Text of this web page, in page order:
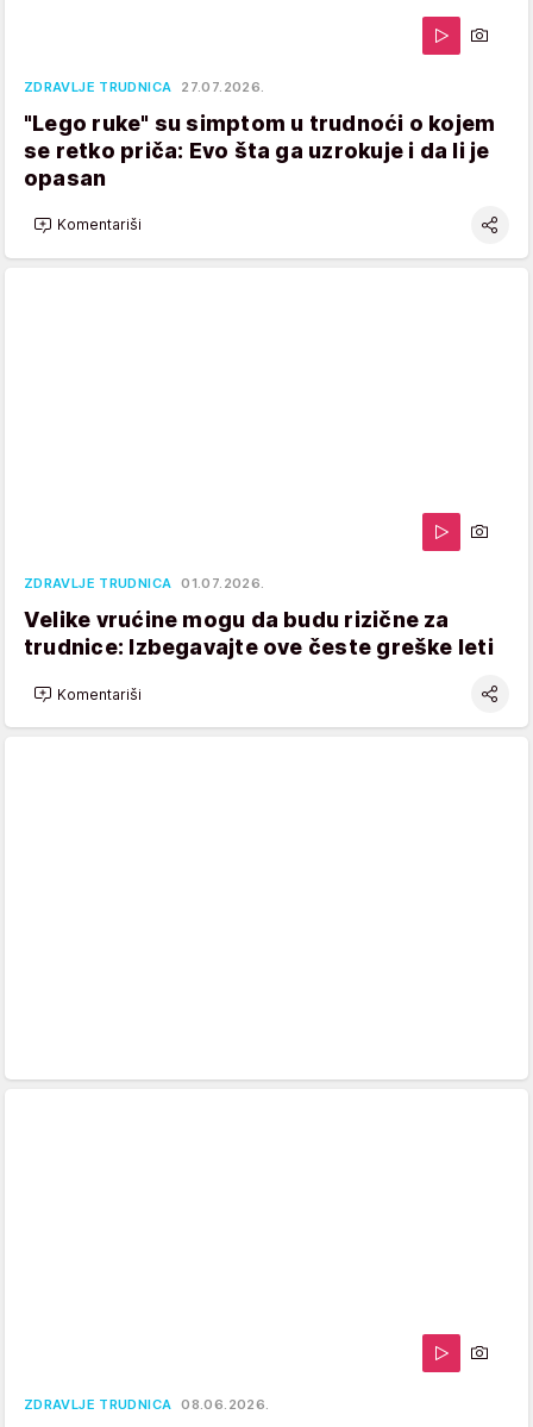
ZDRAVLJE TRUDNICA 27.07.2026.
"Lego ruke" su simptom u trudnoći o kojem
se retko priča: Evo šta ga uzrokuje i da li je
opasan
Komentariši
ZDRAVLJE TRUDNICA 01.07.2026.
Velike vrućine mogu da budu rizične za
trudnice: Izbegavajte ove česte greške leti
Komentariši
ZDRAVLJE TRUDNICA 08.06.2026.